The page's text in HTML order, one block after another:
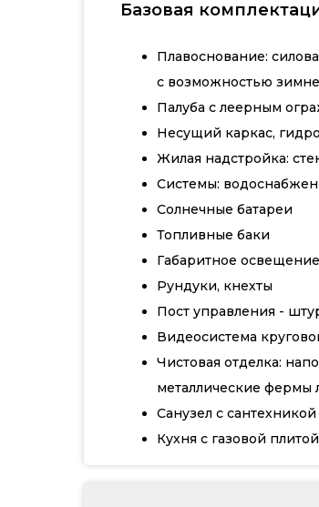
Плавоснование:
с возможностью
Палуба с леерным
Несущий каркас,
Жилая надстройка:
Системы:
Солнечные батареи
Топливные баки
Габаритное
Рундуки, кнехты
Пост управления -
Видеосистема
Чистовая отделка:
металлические
Санузел с
Кухня с газовой
Базовая